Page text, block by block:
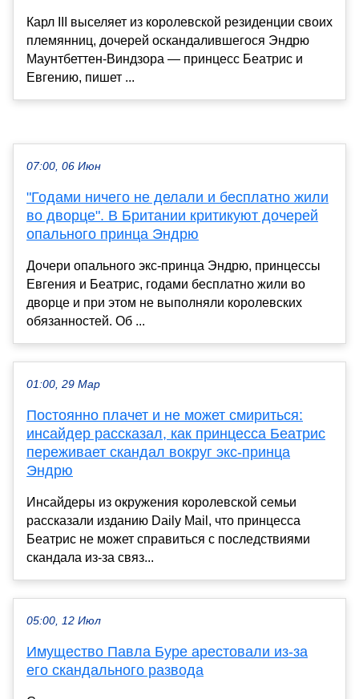
Карл III выселяет из королевской резиденции своих
племянниц, дочерей оскандалившегося Эндрю
Маунтбеттен-Виндзора — принцесс Беатрис и
Евгению, пишет ...
07:00, 06 Июн
"Годами ничего не делали и бесплатно жили
во дворце". В Британии критикуют дочерей
опального принца Эндрю
Дочери опального экс-принца Эндрю, принцессы
Евгения и Беатрис, годами бесплатно жили во
дворце и при этом не выполняли королевских
обязанностей. Об ...
01:00, 29 Мар
Постоянно плачет и не может смириться:
инсайдер рассказал, как принцесса Беатрис
переживает скандал вокруг экс-принца
Эндрю
Инсайдеры из окружения королевской семьи
рассказали изданию Daily Mail, что принцесса
Беатрис не может справиться с последствиями
скандала из-за связ...
05:00, 12 Июл
Имущество Павла Буре арестовали из-за
его скандального развода